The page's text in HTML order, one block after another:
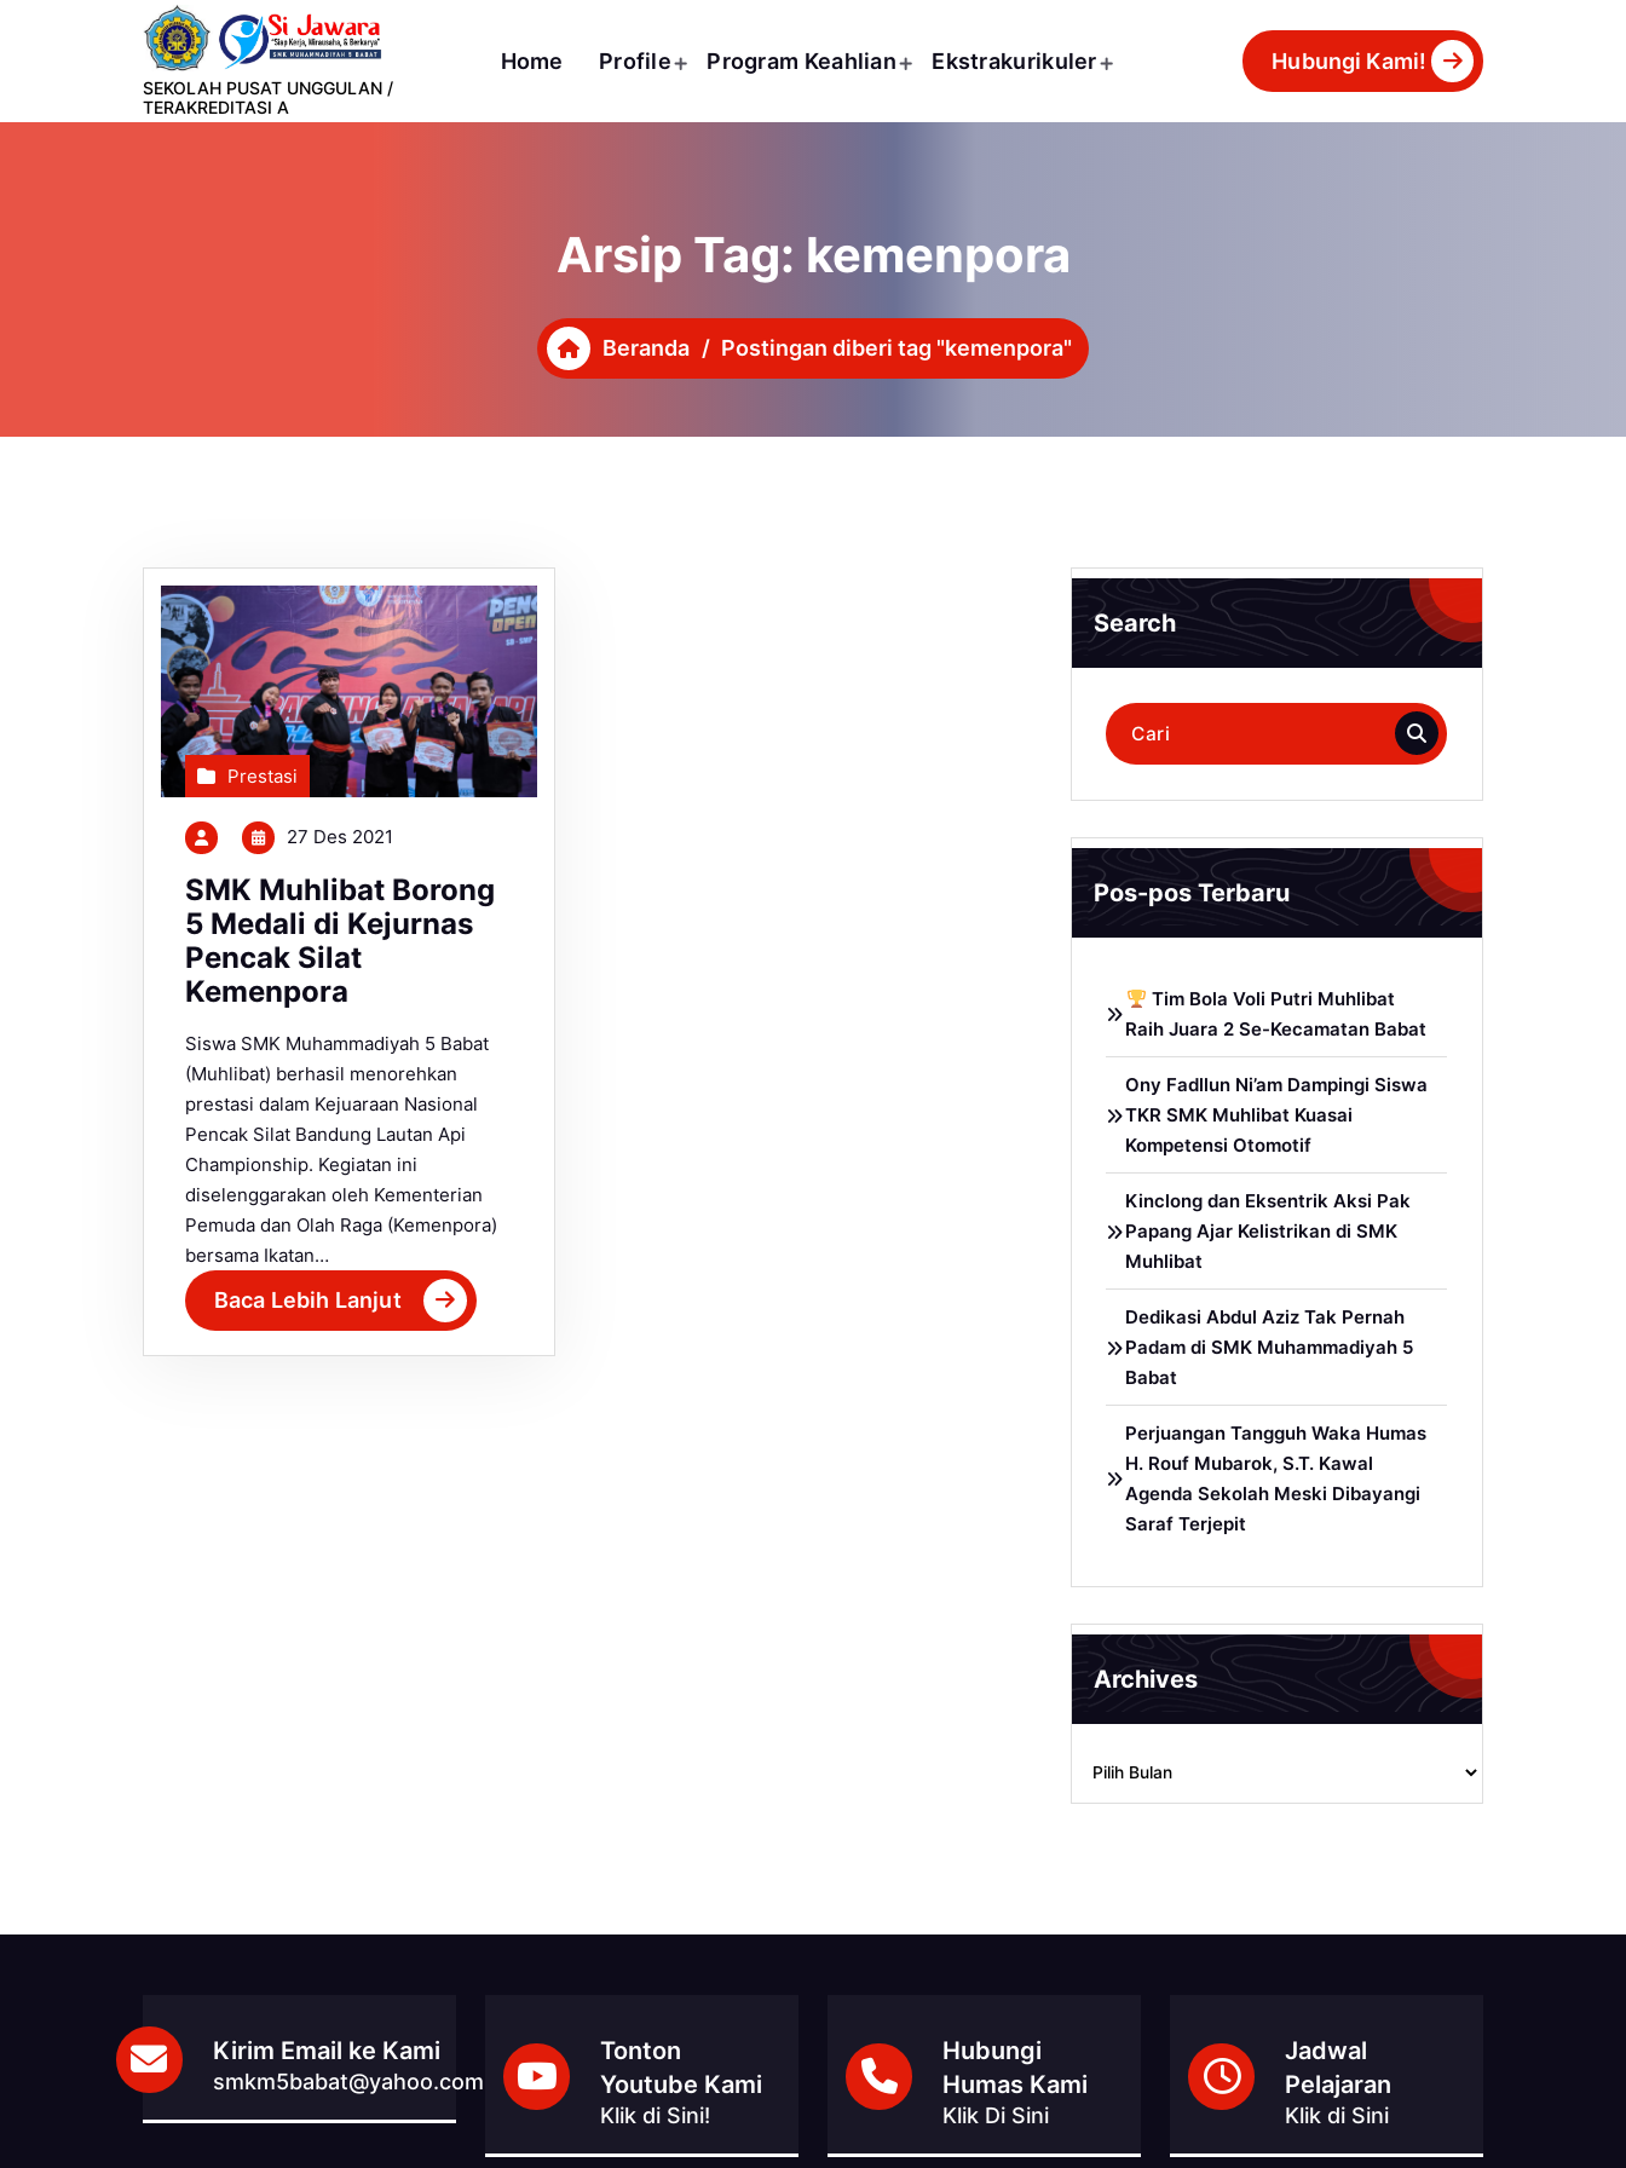
SEKOLAH PUSAT UNGGULAN /
TERAKREDITASI A
Home Profile Program Keahlian Ekstrakurikuler Hubungi Kami!
Arsip Tag: kemenpora
Beranda / Postingan diberi tag "kemenpora"
Prestasi
27 Des 2021
SMK Muhlibat Borong
5 Medali di Kejurnas
Pencak Silat
Kemenpora
Siswa SMK Muhammadiyah 5 Babat
(Muhlibat) berhasil menorehkan
prestasi dalam Kejuaraan Nasional
Pencak Silat Bandung Lautan Api
Championship. Kegiatan ini
diselenggarakan oleh Kementerian
Pemuda dan Olah Raga (Kemenpora)
bersama Ikatan…
Baca Lebih Lanjut
Search
Pencarian
untuk:
Pos-pos Terbaru
Tim Bola Voli Putri Muhlibat
Raih Juara 2 Se-Kecamatan Babat
Ony Fadllun Ni’am Dampingi Siswa
TKR SMK Muhlibat Kuasai
Kompetensi Otomotif
Kinclong dan Eksentrik Aksi Pak
Papang Ajar Kelistrikan di SMK
Muhlibat
Dedikasi Abdul Aziz Tak Pernah
Padam di SMK Muhammadiyah 5
Babat
Perjuangan Tangguh Waka Humas
H. Rouf Mubarok, S.T. Kawal
Agenda Sekolah Meski Dibayangi
Saraf Terjepit
Archives
Kirim Email ke Kami
smkm5babat@yahoo.com
Tonton
Youtube Kami
Klik di Sini!
Hubungi
Humas Kami
Klik Di Sini
Jadwal
Pelajaran
Klik di Sini